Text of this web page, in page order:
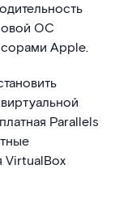
ОС
Apple.
Parallels
VirtualBox